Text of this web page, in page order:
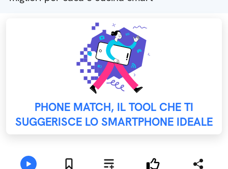
PHONE MATCH, IL TOOL CHE TI
SUGGERISCE LO SMARTPHONE IDEALE